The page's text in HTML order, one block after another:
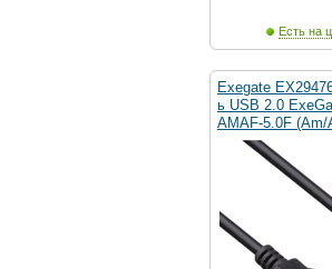
Есть на
Exegate
ь USB 2.0
AMAF-5.0F (Am/